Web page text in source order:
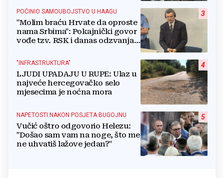
3
POČINIO SAMOUBOJSTVO U HAAGU
"Molim braću Hrvate da oproste
nama Srbima": Pokajnički govor
vođe tzv. RSK i danas odzvanja
4
"INFRASTRUKTURA"
LJUDI UPADAJU U RUPE: Ulaz u
najveće hercegovačko selo
mjesecima je noćna mora
5
NAPETOSTI NAKON POSJETA BUGOJNU
Vučić oštro odgovorio Helezu:
"Došao sam vam na noge, što me
ne uhvatiš lažove jedan?"